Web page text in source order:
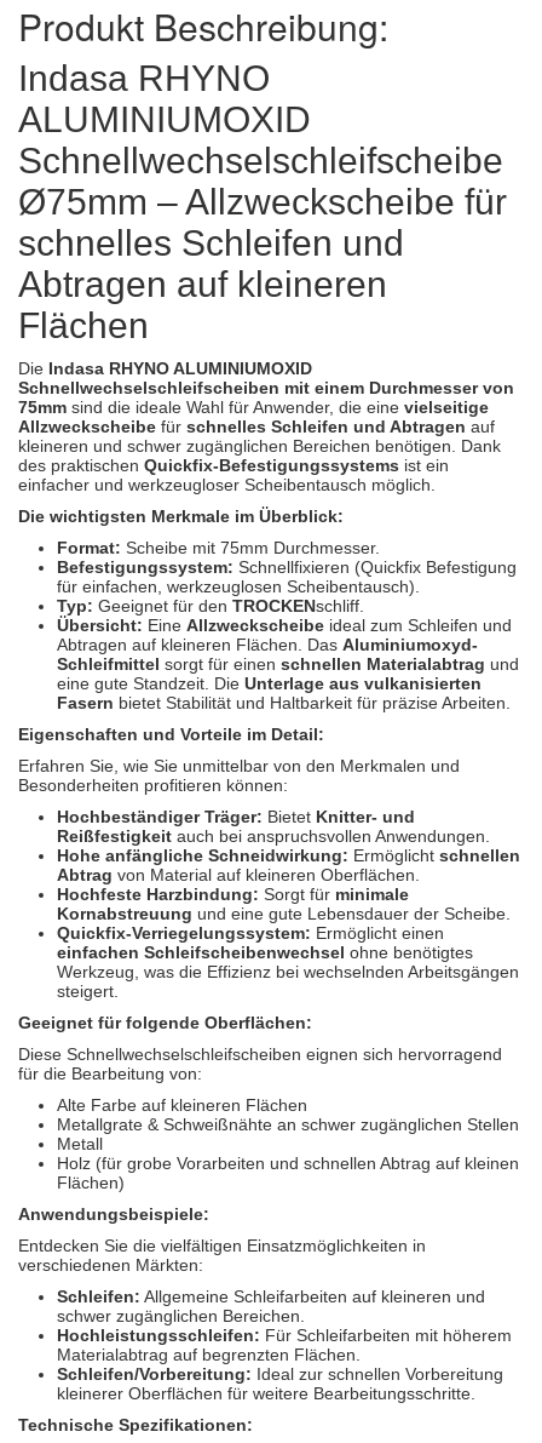
(2)
KWASNY
(8)
Mirka
(1)
no-name
(1)
Novol
(3)
Prevost
(3)
Proma
Sia
(3)
Spectral
(5)
StarChem
(1)
Sundstrom
(4)
Troton
(2)
Wibeco
(1)
ZVG
Produkt Beschreibung:
Indasa RHYNO
ALUMINIUMOXID
Schnellwechselschleifscheibe
Ø75mm – Allzweckscheibe für
schnelles Schleifen und
Abtragen auf kleineren
Flächen
Die Indasa RHYNO ALUMINIUMOXID
Schnellwechselschleifscheiben mit einem Durchmesser von
75mm sind die ideale Wahl für Anwender, die eine vielseitige
Allzweckscheibe für schnelles Schleifen und Abtragen auf
kleineren und schwer zugänglichen Bereichen benötigen. Dank
des praktischen Quickfix-Befestigungssystems ist ein
einfacher und werkzeugloser Scheibentausch möglich.
Die wichtigsten Merkmale im Überblick:
Format: Scheibe mit 75mm Durchmesser.
Befestigungssystem: Schnellfixieren (Quickfix Befestigung
für einfachen, werkzeuglosen Scheibentausch).
Typ: Geeignet für den TROCKENschliff.
Übersicht: Eine Allzweckscheibe ideal zum Schleifen und
Abtragen auf kleineren Flächen. Das Aluminiumoxyd-
Schleifmittel sorgt für einen schnellen Materialabtrag und
eine gute Standzeit. Die Unterlage aus vulkanisierten
Fasern bietet Stabilität und Haltbarkeit für präzise Arbeiten.
Eigenschaften und Vorteile im Detail:
Erfahren Sie, wie Sie unmittelbar von den Merkmalen und
Besonderheiten profitieren können:
Hochbeständiger Träger: Bietet Knitter- und
Reißfestigkeit auch bei anspruchsvollen Anwendungen.
Hohe anfängliche Schneidwirkung: Ermöglicht schnellen
Abtrag von Material auf kleineren Oberflächen.
Hochfeste Harzbindung: Sorgt für minimale
Kornabstreuung und eine gute Lebensdauer der Scheibe.
Quickfix-Verriegelungssystem: Ermöglicht einen
einfachen Schleifscheibenwechsel ohne benötigtes
Werkzeug, was die Effizienz bei wechselnden Arbeitsgängen
steigert.
Geeignet für folgende Oberflächen:
Diese Schnellwechselschleifscheiben eignen sich hervorragend
für die Bearbeitung von:
Alte Farbe auf kleineren Flächen
Metallgrate & Schweißnähte an schwer zugänglichen Stellen
Metall
Holz (für grobe Vorarbeiten und schnellen Abtrag auf kleinen
Flächen)
Anwendungsbeispiele:
Entdecken Sie die vielfältigen Einsatzmöglichkeiten in
verschiedenen Märkten:
Schleifen: Allgemeine Schleifarbeiten auf kleineren und
schwer zugänglichen Bereichen.
Hochleistungsschleifen: Für Schleifarbeiten mit höherem
Materialabtrag auf begrenzten Flächen.
Schleifen/Vorbereitung: Ideal zur schnellen Vorbereitung
kleinerer Oberflächen für weitere Bearbeitungsschritte.
Technische Spezifikationen: